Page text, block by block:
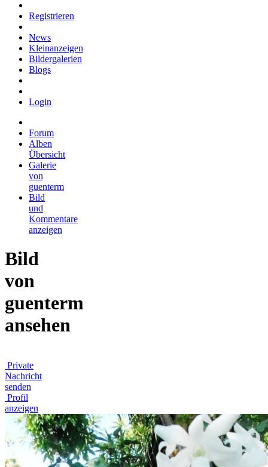
Registrieren
News
Kleinanzeigen
Bildergalerien
Blogs
Login
Forum
Alben
Übersicht
Galerie
von
guenterm
Bild
und
Kommentare
anzeigen
Bild
von
guenterm
ansehen
Private
Nachricht
senden
Profil
anzeigen